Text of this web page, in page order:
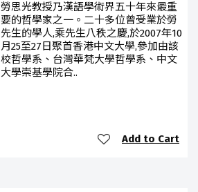
勞思光教授乃漢語學術界五十年來最重
要的哲學家之一。二十多位曾受業於勞
先生的學人,乘先生八秩之慶,於2007年10
月25至27日聚首香港中文大學,參加由該
校哲學系、台灣華梵大學哲學系、中文
大學崇基學院合..
Add to Cart